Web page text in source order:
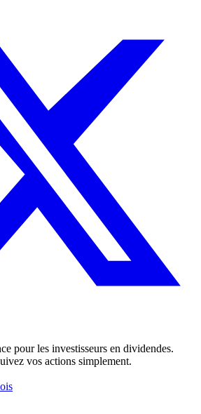
pour les investisseurs en dividendes.
vos actions simplement.